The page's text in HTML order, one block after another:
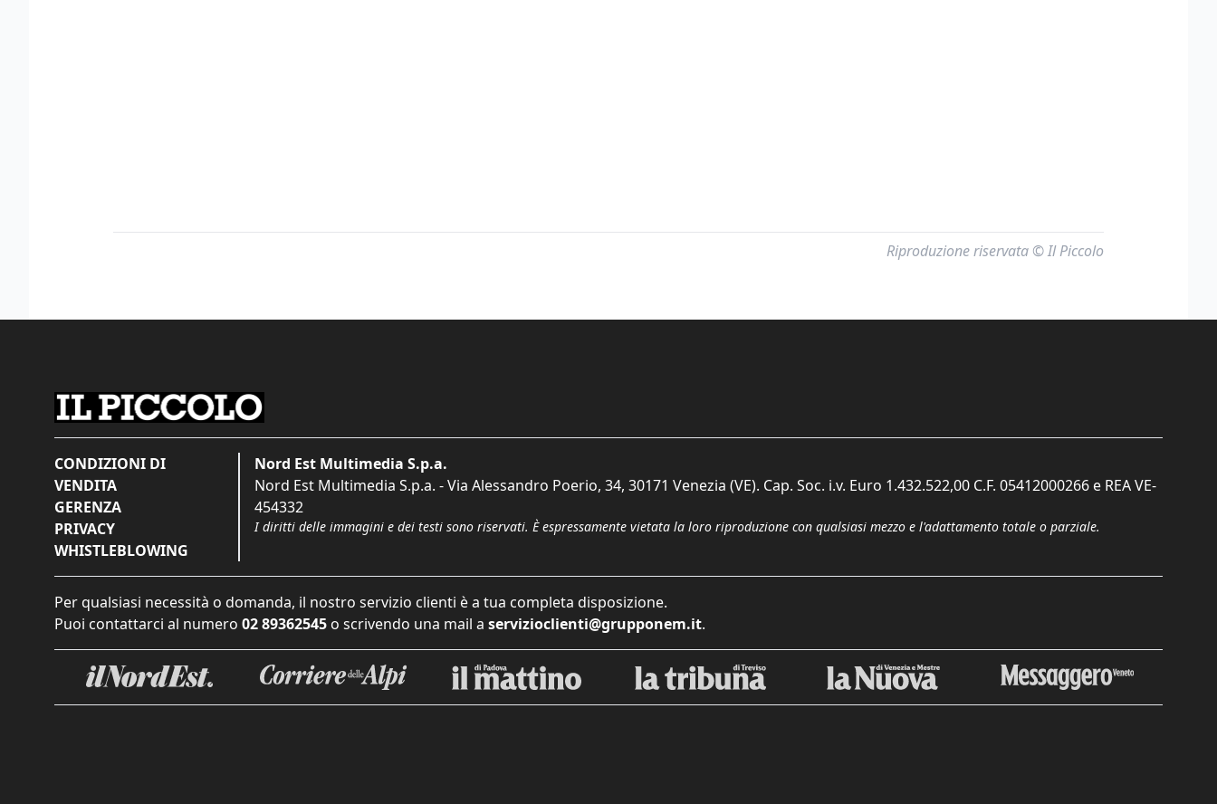
Riproduzione riservata © Il Piccolo
CONDIZIONI DI
VENDITA
GERENZA
PRIVACY
WHISTLEBLOWING
Nord Est Multimedia S.p.a.
Nord Est Multimedia S.p.a. - Via Alessandro Poerio, 34, 30171 Venezia (VE). Cap. Soc. i.v. Euro 1.432.522,00 C.F. 05412000266 e REA VE-
454332
I diritti delle immagini e dei testi sono riservati. È espressamente vietata la loro riproduzione con qualsiasi mezzo e l'adattamento totale o parziale.
Per qualsiasi necessità o domanda, il nostro servizio clienti è a tua completa disposizione.
Puoi contattarci al numero 02 89362545 o scrivendo una mail a servizioclienti@grupponem.it.